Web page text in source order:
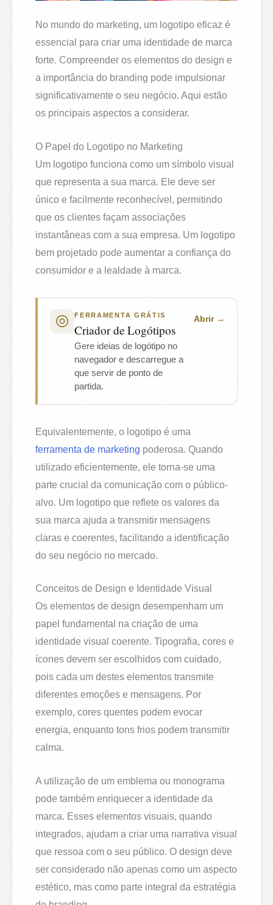
No mundo do marketing, um logotipo eficaz é
essencial para criar uma identidade de marca
forte. Compreender os elementos do design e
a importância do branding pode impulsionar
significativamente o seu negócio. Aqui estão
os principais aspectos a considerar.
O Papel do Logotipo no Marketing
Um logotipo funciona como um símbolo visual
que representa a sua marca. Ele deve ser
único e facilmente reconhecível, permitindo
que os clientes façam associações
instantâneas com a sua empresa. Um logotipo
bem projetado pode aumentar a confiança do
consumidor e a lealdade à marca.
FERRAMENTA GRÁTIS
Criador de Logótipos
Gere ideias de logótipo no
navegador e descarregue a
que servir de ponto de
partida.
Abrir
Equivalentemente, o logotipo é uma
ferramenta de marketing poderosa. Quando
utilizado eficientemente, ele torna-se uma
parte crucial da comunicação com o público-
alvo. Um logotipo que reflete os valores da
sua marca ajuda a transmitir mensagens
claras e coerentes, facilitando a identificação
do seu negócio no mercado.
Conceitos de Design e Identidade Visual
Os elementos de design desempenham um
papel fundamental na criação de uma
identidade visual coerente. Tipografia, cores e
ícones devem ser escolhidos com cuidado,
pois cada um destes elementos transmite
diferentes emoções e mensagens. Por
exemplo, cores quentes podem evocar
energia, enquanto tons frios podem transmitir
calma.
A utilização de um emblema ou monograma
pode também enriquecer a identidade da
marca. Esses elementos visuais, quando
integrados, ajudam a criar uma narrativa visual
que ressoa com o seu público. O design deve
ser considerado não apenas como um aspecto
estético, mas como parte integral da estratégia